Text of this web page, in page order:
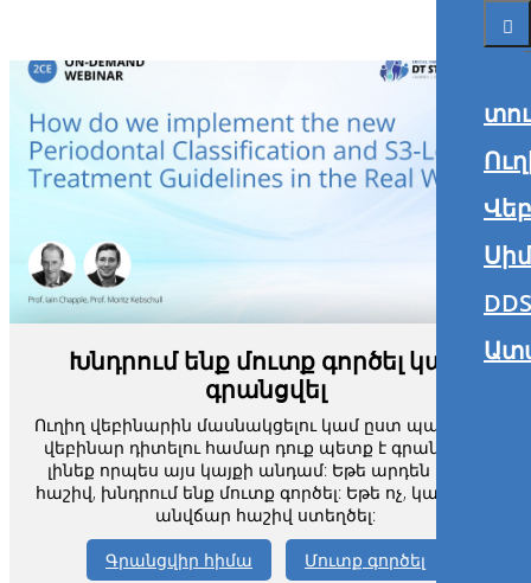
Խնդրում ենք մուտք գործել կամ
գրանցվել
Ուղիղ վեբինարին մասնակցելու կամ ըստ պահանջի
վեբինար դիտելու համար դուք պետք է գրանցված
լինեք որպես այս կայքի անդամ: Եթե արդեն ունեք
հաշիվ, խնդրում ենք մուտք գործել: Եթե ոչ, կարող եք
անվճար հաշիվ ստեղծել:
Գրանցվիր հիմա
Մուտք գործել